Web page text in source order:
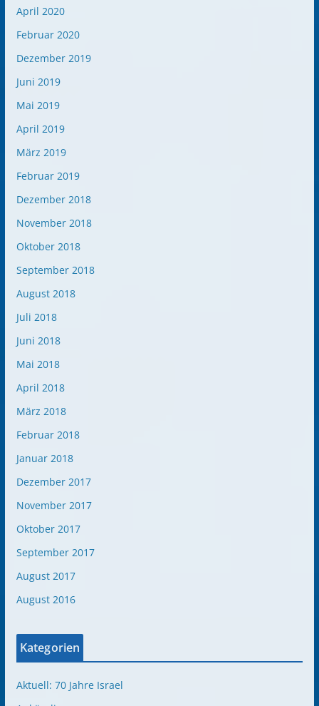
April 2020
Februar 2020
Dezember 2019
Juni 2019
Mai 2019
April 2019
März 2019
Februar 2019
Dezember 2018
November 2018
Oktober 2018
September 2018
August 2018
Juli 2018
Juni 2018
Mai 2018
April 2018
März 2018
Februar 2018
Januar 2018
Dezember 2017
November 2017
Oktober 2017
September 2017
August 2017
August 2016
Kategorien
Aktuell: 70 Jahre Israel